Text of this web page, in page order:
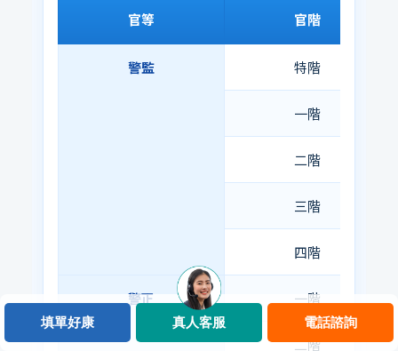
官等 官階
警監 特階
一階
二階
三階
四階
警正 一階
二階
填單好康 真人客服 電話諮詢